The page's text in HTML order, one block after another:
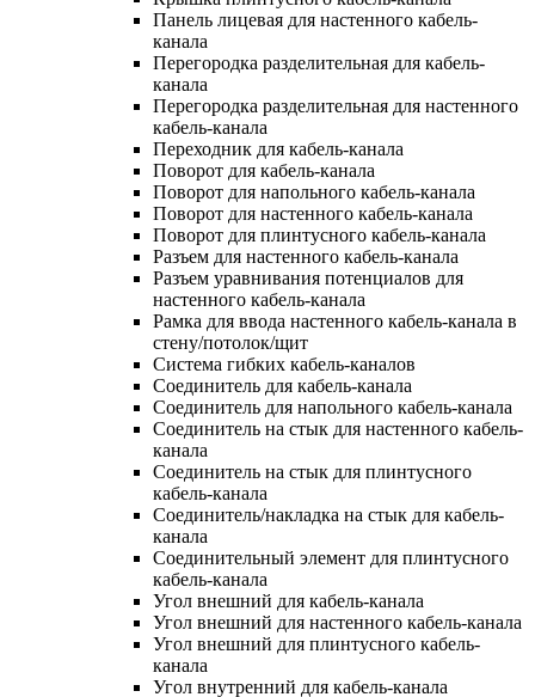
Панель лицевая для настенного кабель-
канала
Перегородка разделительная для кабель-
канала
Перегородка разделительная для настенного
кабель-канала
Переходник для кабель-канала
Поворот для кабель-канала
Поворот для напольного кабель-канала
Поворот для настенного кабель-канала
Поворот для плинтусного кабель-канала
Разъем для настенного кабель-канала
Разъем уравнивания потенциалов для
настенного кабель-канала
Рамка для ввода настенного кабель-канала в
стену/потолок/щит
Система гибких кабель-каналов
Соединитель для кабель-канала
Соединитель для напольного кабель-канала
Соединитель на стык для настенного кабель-
канала
Соединитель на стык для плинтусного
кабель-канала
Соединитель/накладка на стык для кабель-
канала
Соединительный элемент для плинтусного
кабель-канала
Угол внешний для кабель-канала
Угол внешний для настенного кабель-канала
Угол внешний для плинтусного кабель-
канала
Угол внутренний для кабель-канала